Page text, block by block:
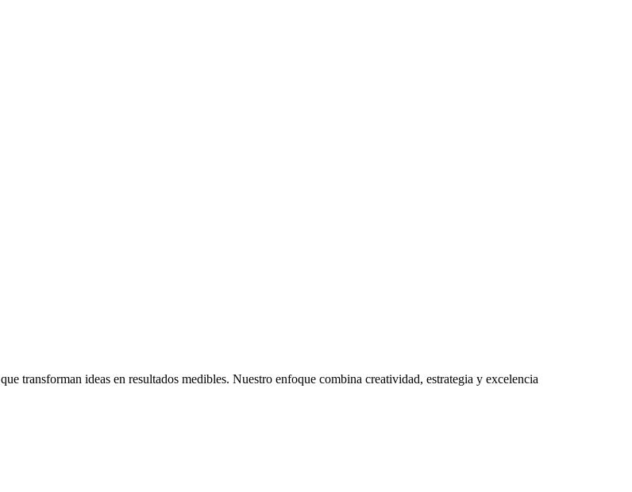
que transforman ideas en resultados medibles. Nuestro enfoque combina creatividad, estrategia y excelencia